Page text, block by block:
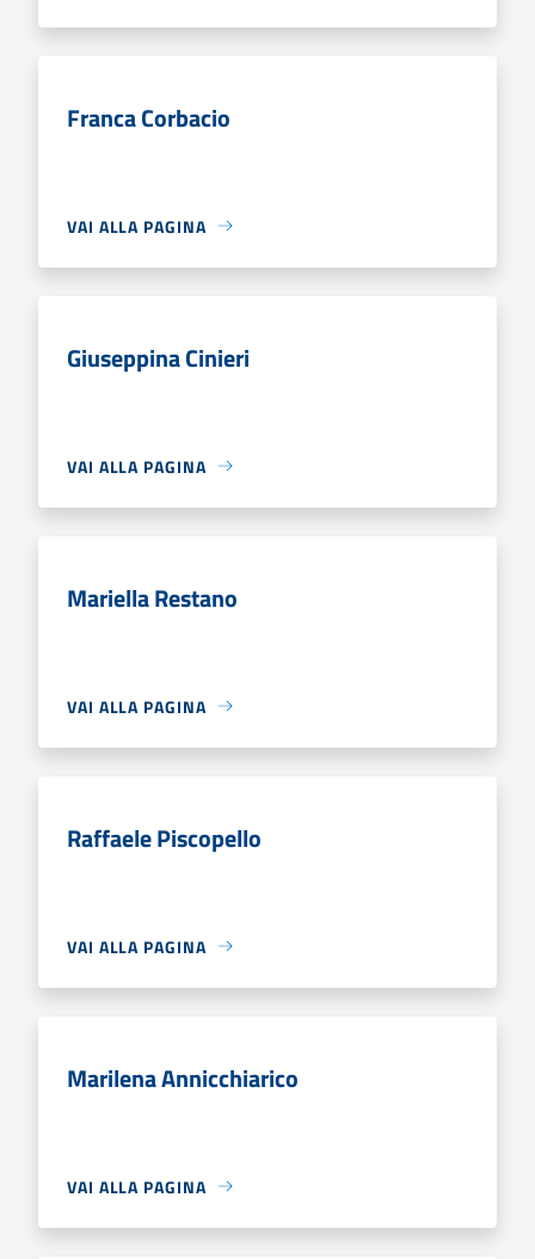
Franca Corbacio
VAI ALLA PAGINA
Giuseppina Cinieri
VAI ALLA PAGINA
Mariella Restano
VAI ALLA PAGINA
Raffaele Piscopello
VAI ALLA PAGINA
Marilena Annicchiarico
VAI ALLA PAGINA